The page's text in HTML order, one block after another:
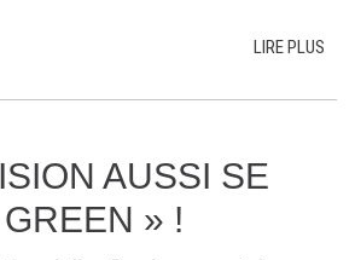
LIRE PLUS
AUSSI SE
» !